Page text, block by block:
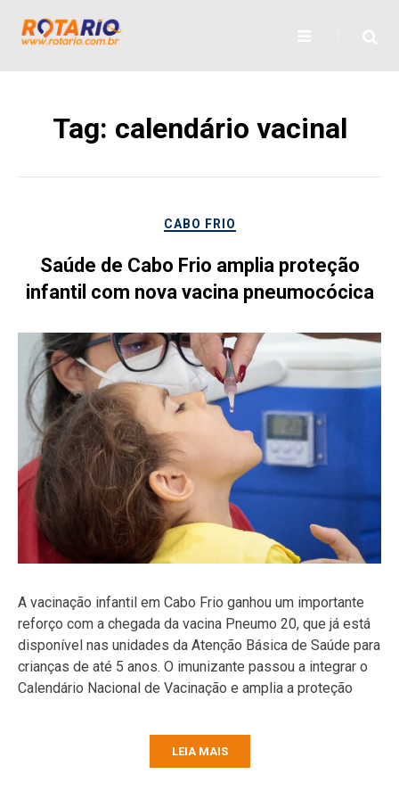
Tag: calendário vacinal
CABO FRIO
Saúde de Cabo Frio amplia proteção
infantil com nova vacina pneumocócica
A vacinação infantil em Cabo Frio ganhou um importante
reforço com a chegada da vacina Pneumo 20, que já está
disponível nas unidades da Atenção Básica de Saúde para
crianças de até 5 anos. O imunizante passou a integrar o
Calendário Nacional de Vacinação e amplia a proteção
LEIA MAIS